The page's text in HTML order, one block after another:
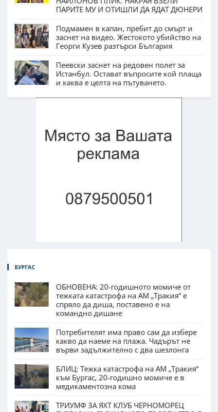
ПАРИТЕ МУ И ОТИШЛИ ДА ЯДАТ ДЮНЕРИ
Подмамен в капан, пребит до смърт и
заснет на видео. Жестокото убийство на
Георги Кузев разтърси България
Пеевски заснет на редовен полет за
Истанбул. Остават въпросите кой плаща
и каква е целта на пътуването.
БУРГАС
ОБНОВЕНА: 20-годишното момиче от
тежката катастрофа на АМ „Тракия“ е
спряло да диша, поставено е на
командно дишане
Потребителят има право сам да избере
какво да наеме на плажа. Чадърът не
върви задължително с два шезлонга
БЛИЦ: Тежка катастрофа на АМ „Тракия“
към Бургас, 20-годишно момиче е в
медикаментозна кома
ТРИУМФ ЗА ЯХТ КЛУБ ЧЕРНОМОРЕЦ